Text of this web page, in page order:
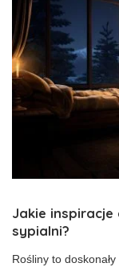
Jakie
sypialni?
Rośliny to